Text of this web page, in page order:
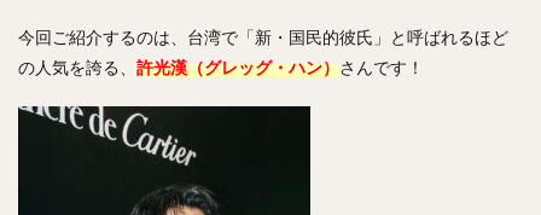
今回ご紹介するのは、台湾で「新・国民的彼氏」と呼ばれるほど
の人気を誇る、 許光漢（グレッグ・ハン）さんです！